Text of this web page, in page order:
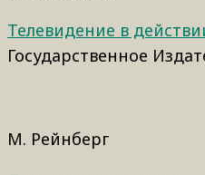
Телевидение в
Государственное
М. Рейнберг